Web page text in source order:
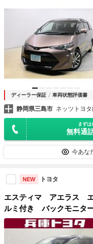
ＥＤヘッドランプ １０
ー バックカメラ Ｅ
マートキー
ディーラー保証 車両状態評価書
静岡県三島市 ネッツトヨ
まず
無料通
今あな
NEW トヨタ
エスティマ アエラス
ルミ付き バックモニ
ッドランプ ＰＳ ナビＴ
ト ウォークスルー ＤＶ